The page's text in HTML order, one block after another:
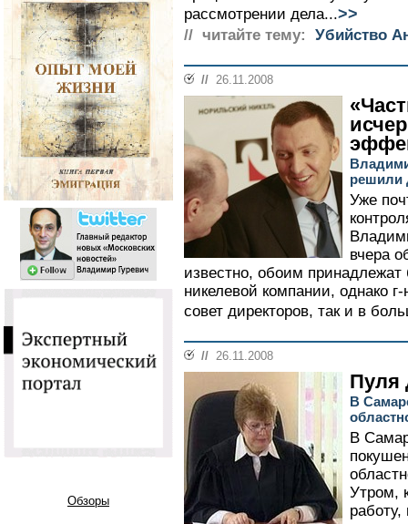
Обзоры
рассмотрении дела...>>
// читайте тему: Убийство
// 26.11.2008
решили
Уже
вчера
известно, обоим
никелевой компании, однако
совет директоров, так и в
// 26.11.2008
Пуля
В
В
Утром,